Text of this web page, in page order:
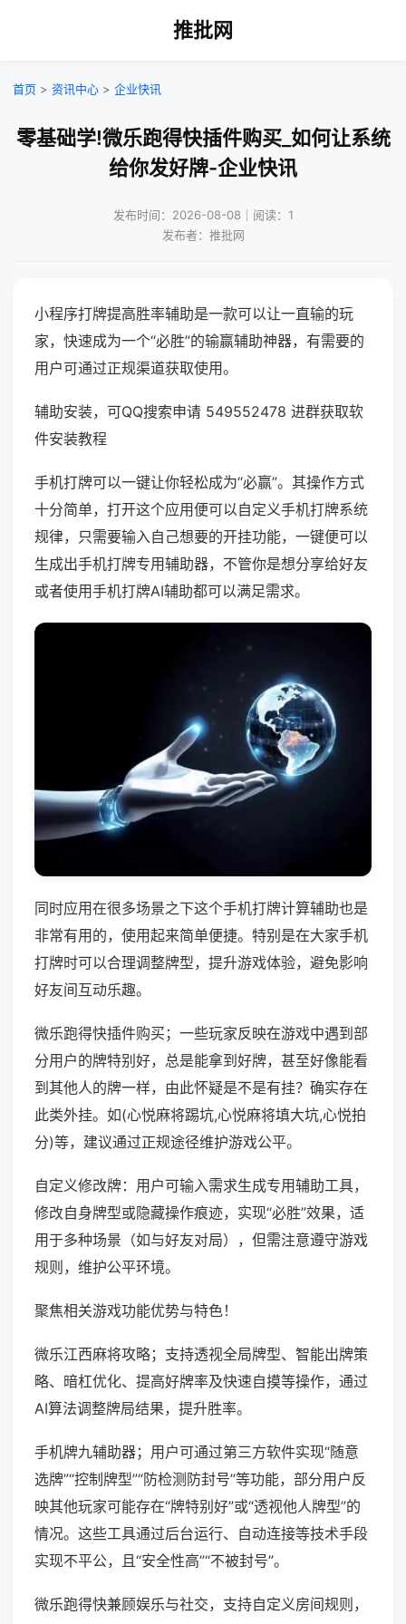
推批网
首页 > 资讯中心 > 企业快讯
零基础学!微乐跑得快插件购买_如何让系统
给你发好牌-企业快讯
发布时间：2026-08-08｜阅读：1
发布者：推批网
小程序打牌提高胜率辅助是一款可以让一直输的玩
家，快速成为一个“必胜”的输赢辅助神器，有需要的
用户可通过正规渠道获取使用。
辅助安装，可QQ搜索申请 549552478 进群获取软
件安装教程
手机打牌可以一键让你轻松成为“必赢”。其操作方式
十分简单，打开这个应用便可以自定义手机打牌系统
规律，只需要输入自己想要的开挂功能，一键便可以
生成出手机打牌专用辅助器，不管你是想分享给好友
或者使用手机打牌AI辅助都可以满足需求。
同时应用在很多场景之下这个手机打牌计算辅助也是
非常有用的，使用起来简单便捷。特别是在大家手机
打牌时可以合理调整牌型，提升游戏体验，避免影响
好友间互动乐趣。
微乐跑得快插件购买；一些玩家反映在游戏中遇到部
分用户的牌特别好，总是能拿到好牌，甚至好像能看
到其他人的牌一样，由此怀疑是不是有挂？确实存在
此类外挂。如(心悦麻将踢坑,心悦麻将填大坑,心悦拍
分)等，建议通过正规途径维护游戏公平。
自定义修改牌：用户可输入需求生成专用辅助工具，
修改自身牌型或隐藏操作痕迹，实现“必胜”效果，适
用于多种场景（如与好友对局），但需注意遵守游戏
规则，维护公平环境。
聚焦相关游戏功能优势与特色！
微乐江西麻将攻略；支持透视全局牌型、智能出牌策
略、暗杠优化、提高好牌率及快速自摸等操作，通过
AI算法调整牌局结果，提升胜率。
手机牌九辅助器；用户可通过第三方软件实现“随意
选牌”“控制牌型”“防检测防封号”等功能，部分用户反
映其他玩家可能存在“牌特别好”或“透视他人牌型”的
情况。这些工具通过后台运行、自动连接等技术手段
实现不平公，且“安全性高”“不被封号”。
微乐跑得快兼顾娱乐与社交，支持自定义房间规则，